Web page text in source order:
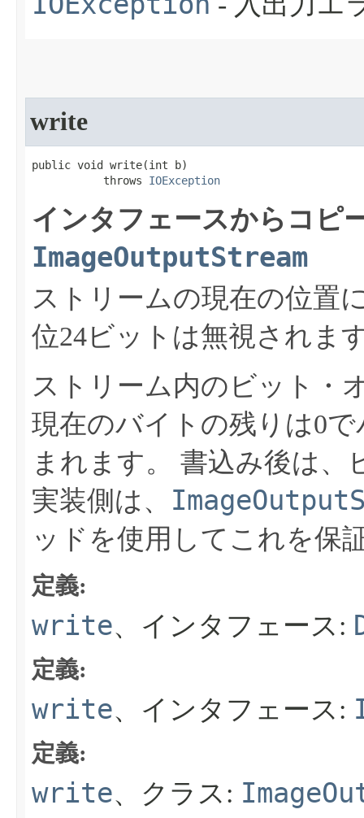
write
public void write​(int b)
           throws
IOException
インタフェースからコピ
ImageOutputStream
ストリームの現在の位置
位24ビットは無視されま
ストリーム内のビット・
現在のバイトの残りは0
まれます。
書込み後は、
実装側は、
ッドを使用してこれを保
定義:
write、インタフェース:
定義:
write、インタフェース:
定義:
write、クラス: